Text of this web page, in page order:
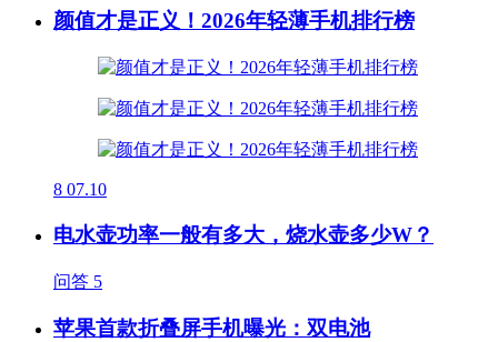
颜值才是正义！2026年轻薄手机排行榜
8 07.10
电水壶功率一般有多大，烧水壶多少W？
问答 5
苹果首款折叠屏手机曝光：双电池